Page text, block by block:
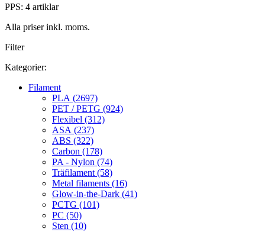
PPS: 4 artiklar
Alla priser inkl. moms.
Filter
Kategorier:
Filament
PLA (2697)
PET / PETG (924)
Flexibel (312)
ASA (237)
ABS (322)
Carbon (178)
PA - Nylon (74)
Träfilament (58)
Metal filaments (16)
Glow-in-the-Dark (41)
PCTG (101)
PC (50)
Sten (10)